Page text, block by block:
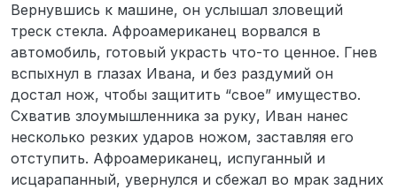
Вернувшись к машине, он услышал зловещий
треск стекла. Афроамериканец ворвался в
автомобиль, готовый украсть что-то ценное. Гнев
вспыхнул в глазах Ивана, и без раздумий он
достал нож, чтобы защитить “свое” имущество.
Схватив злоумышленника за руку, Иван нанес
несколько резких ударов ножом, заставляя его
отступить. Афроамериканец, испуганный и
исцарапанный, увернулся и сбежал во мрак задних